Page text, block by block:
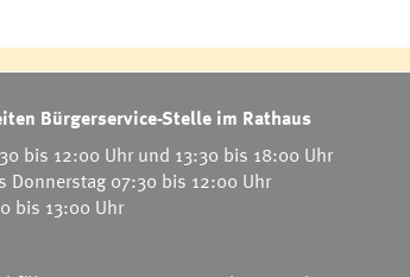
Bürgerservice-Stelle im Rathaus
bis 12:00 Uhr und 13:30 bis 18:00 Uhr
Donnerstag 07:30 bis 12:00 Uhr
bis 13:00 Uhr